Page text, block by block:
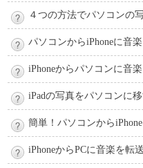
４つの方法でパソコンの
パソコンからiPhoneに音
iPhoneからパソコンに音
iPadの写真をパソコンに
簡単！パソコンから
iPhoneからPCに音楽を転